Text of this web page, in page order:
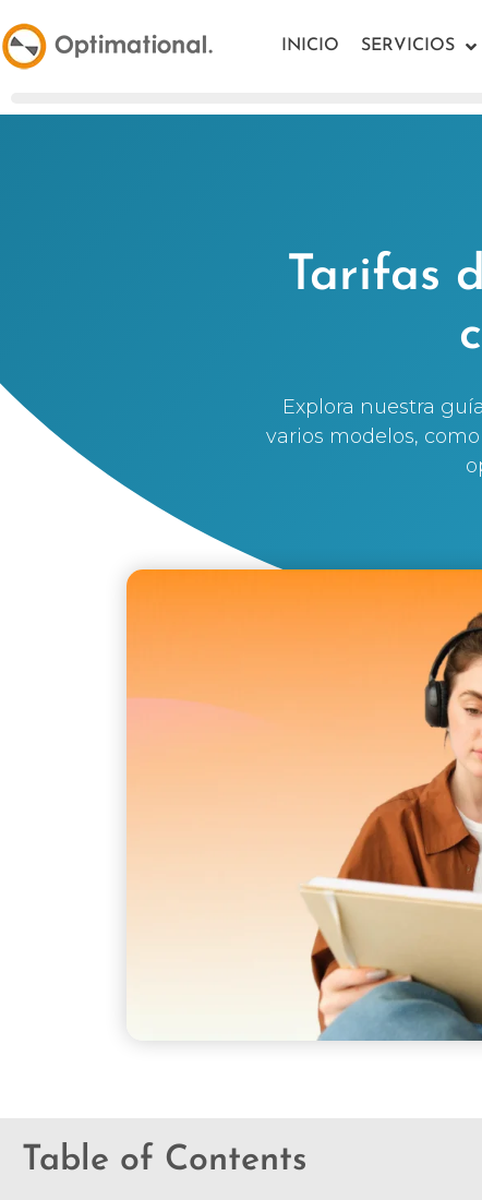
INICIO SERVICIOS
Tarifas
Explora nuestra
varios modelos,
Table of Contents